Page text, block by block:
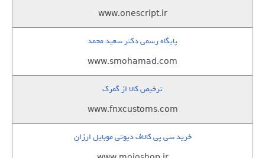
www.onescript.ir
پایگاه رسمی دکتر سعید محمد
www.smohamad.com
ترخیص کالا از گمرک
www.fnxcustoms.com
خرید سی پی کالاف دیوتی موبایل ارزان